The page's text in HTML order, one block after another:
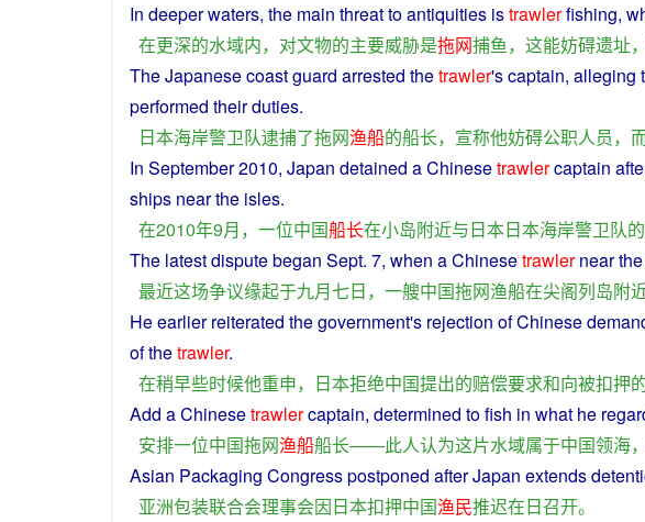
In deeperwaters, the main threattoantiquities istrawlerfishing,
在更深的水域内， 对文物的主要威胁是拖网捕鱼， 这能妨碍遗址，
TheJapanesecoastguard arrested thetrawler'scaptain, alleging
performed theirduties.
日本海岸警卫队逮捕了拖网渔船的船长， 宣称他妨碍公职人员，
In September2010, Japan detained aChinesetrawlercaptain
ships nearthe isles.
在2010年9月， 一位中国船长在小岛附近与日本日本海岸警卫队的
The latestdisputebegan Sept. 7, when aChinesetrawlernear the
最近这场争议缘起于九月七日， 一艘中国拖网渔船在尖阁列岛附
Heearlier reiterated thegovernment's rejection ofChinese
of thetrawler.
在稍早些时候他重申， 日本拒绝中国提出的赔偿要求和向被扣押
Add aChinesetrawlercaptain, determined tofish in what he
安排一位中国拖网渔船船长——此人认为这片水域属于中国领海，
Asian Packaging Congresspostponed afterJapan extends
亚洲包装联合会理事会因日本扣押中国渔民推迟在日召开。